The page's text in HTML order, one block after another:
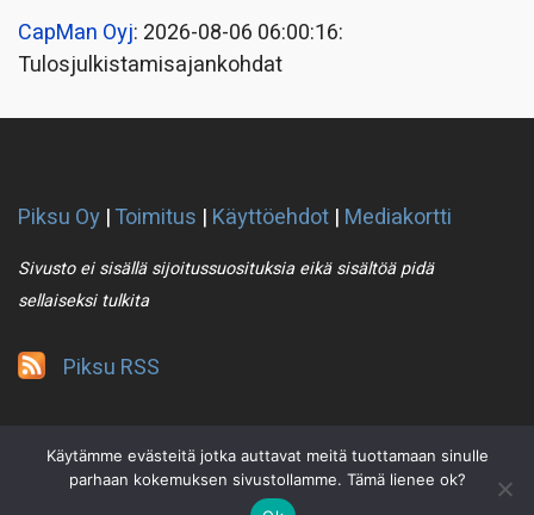
CapMan Oyj: 2026-08-06 06:00:16:
Tulosjulkistamisajankohdat
Piksu Oy |Toimitus | Käyttöehdot | Mediakortti
Sivusto ei sisällä sijoitussuosituksia eikä sisältöä pidä
sellaiseksi tulkita
Piksu RSS
Käytämme evästeitä jotka auttavat meitä tuottamaan sinulle
parhaan kokemuksen sivustollamme. Tämä lienee ok?